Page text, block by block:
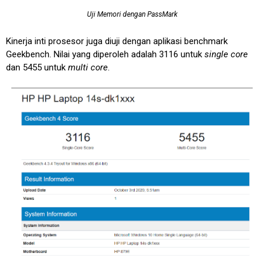
Uji Memori dengan PassMark
Kinerja inti prosesor juga diuji dengan aplikasi benchmark
Geekbench. Nilai yang diperoleh adalah 3116 untuk single core
dan 5455 untuk multi core.